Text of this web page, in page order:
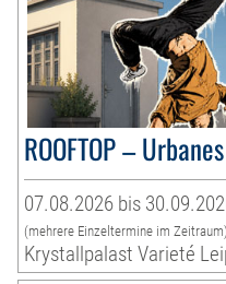
ROOFTOP –
07.08.2026 bis
(mehrere Einzeltermine im Zeitraum)
Krystallpalast Varieté